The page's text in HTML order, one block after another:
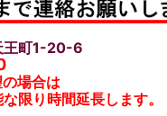
王町1-20-6
場合は
限り時間延長します。